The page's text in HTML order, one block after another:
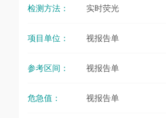
检测方法： 实时荧光
项目单位： 视报告单
参考区间： 视报告单
危急值： 视报告单